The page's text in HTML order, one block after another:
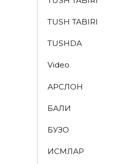
TUSH TABIRI
TUSHDA
Video
АРСЛОН
БАЛИҚ
БУЗОҚ
ИСМЛАР